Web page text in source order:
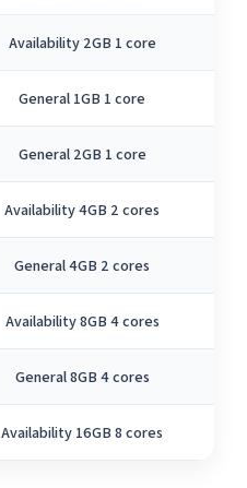
Availability 2GB 1 core
General 1GB 1 core
General 2GB 1 core
Availability 4GB 2 cores
General 4GB 2 cores
Availability 8GB 4 cores
General 8GB 4 cores
Availability 16GB 8 cores